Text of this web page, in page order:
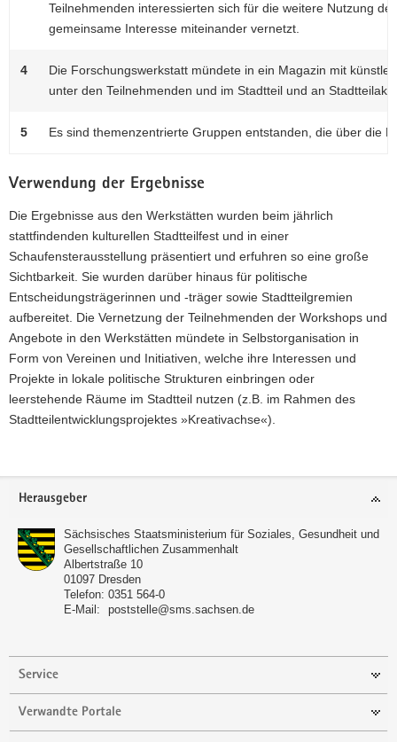
Teilnehmenden interessierten sich für die weitere Nutzung
gemeinsame Interesse miteinander vernetzt.
4
Die Forschungswerkstatt mündete in ein Magazin mit
unter den Teilnehmenden und im Stadtteil und an
5 Es sind themenzentrierte Gruppen entstanden, die über die
Verwendung der Ergebnisse
Die Ergebnisse aus den Werkstätten wurden beim jährlich
stattfindenden kulturellen Stadtteilfest und in einer
Schaufensterausstellung präsentiert und erfuhren so eine große
Sichtbarkeit. Sie wurden darüber hinaus für politische
Entscheidungsträgerinnen und -träger sowie Stadtteilgremien
aufbereitet. Die Vernetzung der Teilnehmenden der Workshops und
Angebote in den Werkstätten mündete in Selbstorganisation in
Form von Vereinen und Initiativen, welche ihre Interessen und
Projekte in lokale politische Strukturen einbringen oder
leerstehende Räume im Stadtteil nutzen (z.B. im Rahmen des
Stadtteilentwicklungsprojektes »Kreativachse«).
Footer-
Herausgeber
Sächsisches Staatsministerium für Soziales, Gesundheit und
Gesellschaftlichen Zusammenhalt
Albertstraße 10
01097 Dresden
Telefon: 0351 564-0
E-Mail:
poststelle@sms.sachsen.de
Service
Verwandte Portale